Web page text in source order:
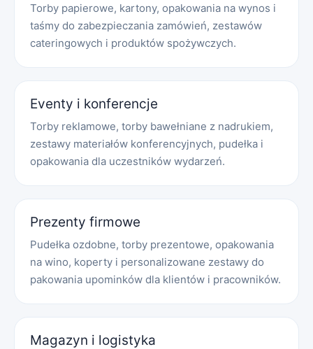
Torby papierowe, kartony, opakowania na wynos i
taśmy do zabezpieczania zamówień, zestawów
cateringowych i produktów spożywczych.
Eventy i konferencje
Torby reklamowe, torby bawełniane z nadrukiem,
zestawy materiałów konferencyjnych, pudełka i
opakowania dla uczestników wydarzeń.
Prezenty firmowe
Pudełka ozdobne, torby prezentowe, opakowania
na wino, koperty i personalizowane zestawy do
pakowania upominków dla klientów i pracowników.
Magazyn i logistyka